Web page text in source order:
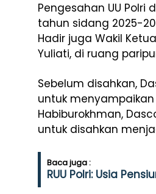
Pengesahan UU
tahun sidang 2025-
Hadir juga Wakil
Yuliati, di ruang
Sebelum disahkan,
untuk
Habiburokhman,
untuk disahkan
Baca juga :
RUU Polri: Usia